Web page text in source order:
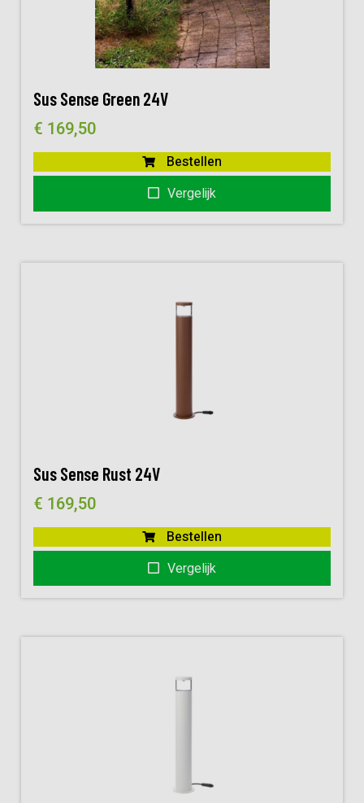
Sus Sense Green 24V
€ 169,50
Bestellen
Vergelijk
Sus Sense Rust 24V
€ 169,50
Bestellen
Vergelijk